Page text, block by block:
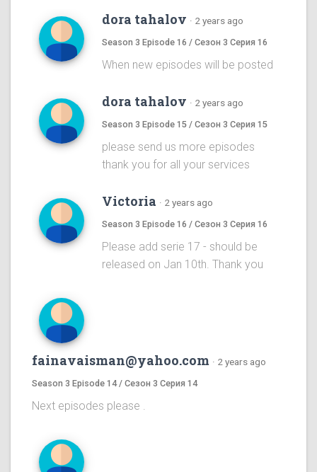
dora tahalov · 2 years ago
Season 3 Episode 16 / Сезон 3 Серия 16
When new episodes will be posted
dora tahalov · 2 years ago
Season 3 Episode 15 / Сезон 3 Серия 15
please send us more episodes
thank you for all your services
Victoria · 2 years ago
Season 3 Episode 16 / Сезон 3 Серия 16
Please add serie 17 - should be
released on Jan 10th. Thank you
fainavaisman@yahoo.com · 2 years ago
Season 3 Episode 14 / Сезон 3 Серия 14
Next episodes please .